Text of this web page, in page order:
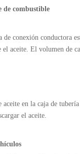
de combustible
de conexión conductora
el aceite. El volumen de
aceite en la caja de
el aceite.